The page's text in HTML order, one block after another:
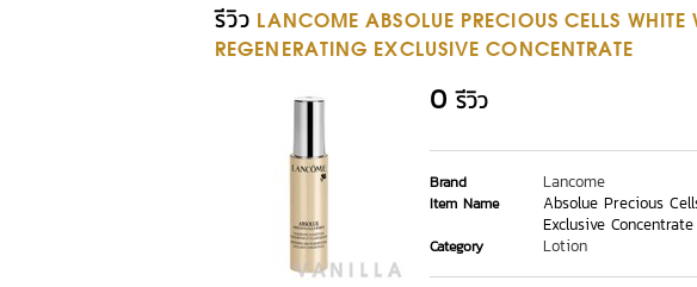
รีวิว LANCOME ABSOLUE PRECIOUS CELLS
REGENERATING EXCLUSIVE CONCENTRATE
0 รีวิว
Brand Lancome
Item Name
Absolue Precious
Exclusive Concentrate
Category Lotion